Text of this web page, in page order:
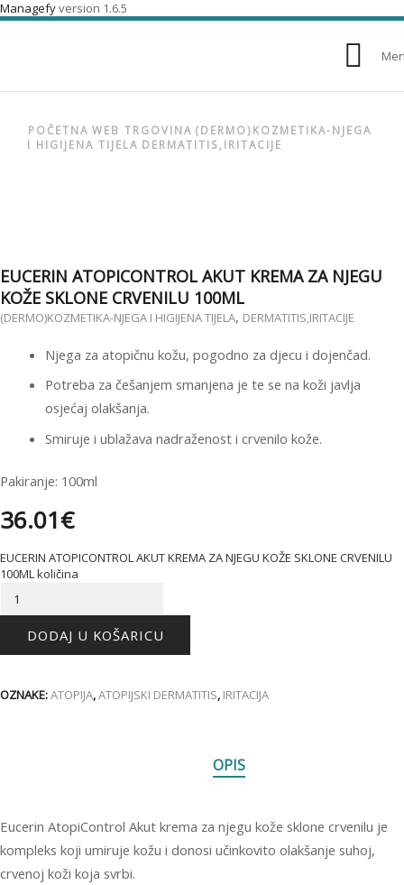
Managefyversion 1.6.5
POČETNA WEB TRGOVINA (DERMO)KOZMETIKA-NJEGA
I HIGIJENA TIJELA DERMATITIS,IRITACIJE
EUCERIN ATOPICONTROL AKUT KREMA ZA NJEGU
KOŽE SKLONE CRVENILU 100ML
(DERMO)KOZMETIKA-NJEGA I HIGIJENA TIJELA, DERMATITIS,IRITACIJE
Njega za atopičnu kožu, pogodno za djecu i dojenčad.
Potreba za češanjem smanjena je te se na koži javlja
osjećaj olakšanja.
Smiruje i ublažava nadraženost i crvenilo kože.
Pakiranje: 100ml
36.01€
EUCERIN ATOPICONTROL AKUT KREMA ZA NJEGU KOŽE SKLONE CRVENILU
100ML količina
DODAJ U KOŠARICU
OZNAKE:ATOPIJA,ATOPIJSKI DERMATITIS, IRITACIJA
OPIS
Eucerin AtopiControl Akut krema za njegu kože sklone crvenilu je
kompleks koji umiruje kožu i donosi učinkovito olakšanje suhoj,
crvenoj koži koja svrbi.